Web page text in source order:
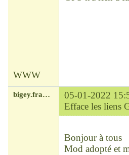
WWW
bigey.francois 05-01-2022
Efface les liens
Bonjour à tous
Mod adopté et